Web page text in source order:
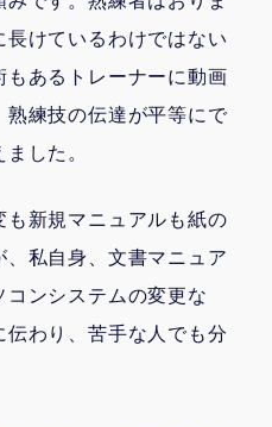
けているわけではない
あるトレーナーに動画
熟練技の伝達が平等にで
した。
新規マニュアルも紙の
私自身、文書マニュア
コンシステムの変更な
わり、苦手な人でも分